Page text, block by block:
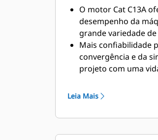
O motor Cat C13A
desempenho da
grande variedade
Mais confiabilidade
convergência e da
projeto com uma
O impacto
excelente e uma
Leia Mais